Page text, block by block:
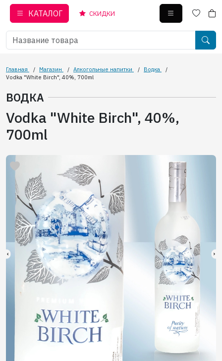
КАТАЛОГ СКИДКИ
Главная / Магазин / Алкогольные напитки / Водка
/
Vodka "White Birch", 40%, 700ml
ВОДКА
Vodka "White Birch", 40%,
700ml